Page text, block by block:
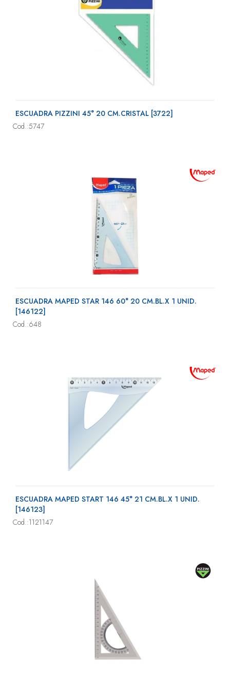
ESCUADRA PIZZINI 45° 20 CM.CRISTAL [3722]
Cod.:5747
ESCUADRA MAPED STAR 146 60° 20 CM.BL.X 1 UNID.
[146122]
Cod.:648
ESCUADRA MAPED START 146 45° 21 CM.BL.X 1 UNID.
[146123]
Cod.:1121147